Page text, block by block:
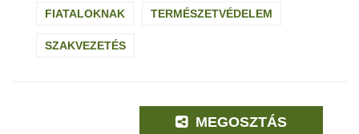
FIATALOKNAK TERMÉSZETVÉDELEM
SZAKVEZETÉS
MEGOSZTÁS